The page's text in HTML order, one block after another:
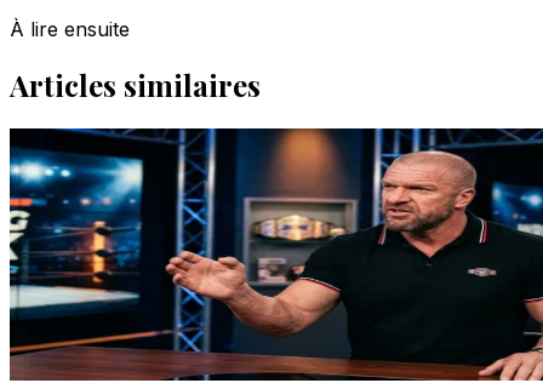
À lire ensuite
Articles similaires